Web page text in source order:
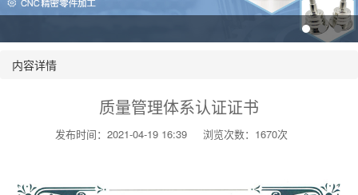
内容详情
质量管理体系认证证书
发布时间：2021-04-19 16:39 浏览次数：1670次